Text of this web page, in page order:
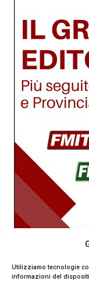
Utilizziamo tecnologie
informazioni del